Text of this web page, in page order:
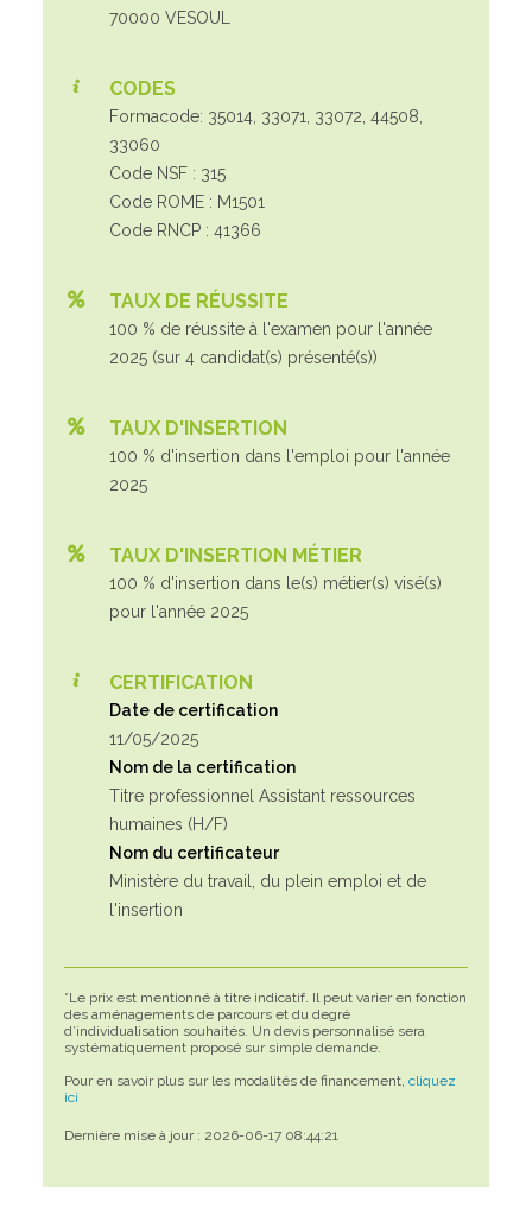
70000 VESOUL
CODES
Formacode: 35014, 33071, 33072, 44508,
33060
Code NSF : 315
Code ROME : M1501
Code RNCP : 41366
TAUX DE RÉUSSITE
100 % de réussite à l'examen pour l'année
2025 (sur 4 candidat(s) présenté(s))
TAUX D'INSERTION
100 % d'insertion dans l'emploi pour l'année
2025
TAUX D'INSERTION MÉTIER
100 % d'insertion dans le(s) métier(s) visé(s)
pour l'année 2025
CERTIFICATION
Date de certification
11/05/2025
Nom de la certification
Titre professionnel Assistant ressources
humaines (H/F)
Nom du certificateur
Ministère du travail, du plein emploi et de
l'insertion
*Le prix est mentionné à titre indicatif. Il peut varier en fonction
des aménagements de parcours et du degré
d’individualisation souhaités. Un devis personnalisé sera
systématiquement proposé sur simple demande.
Pour en savoir plus sur les modalités de financement, cliquez
ici
Dernière mise à jour : 2026-06-17 08:44:21